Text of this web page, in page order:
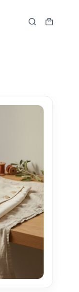
Carro